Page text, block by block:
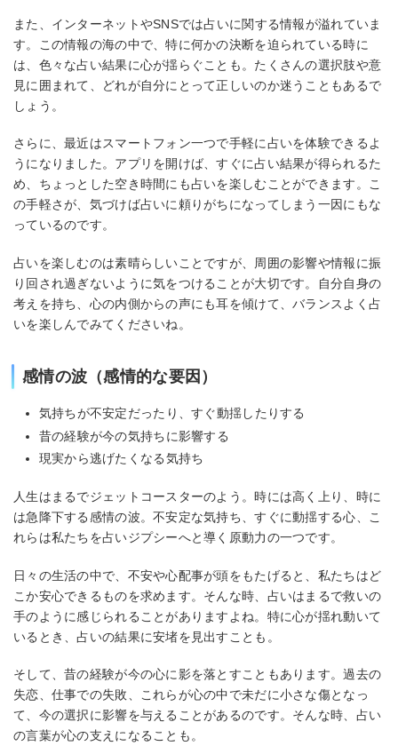
また、インターネットやSNSでは占いに関する情報が溢れていま
す。この情報の海の中で、特に何かの決断を迫られている時に
は、色々な占い結果に心が揺らぐことも。たくさんの選択肢や意
見に囲まれて、どれが自分にとって正しいのか迷うこともあるで
しょう。
さらに、最近はスマートフォン一つで手軽に占いを体験できるよ
うになりました。アプリを開けば、すぐに占い結果が得られるた
め、ちょっとした空き時間にも占いを楽しむことができます。こ
の手軽さが、気づけば占いに頼りがちになってしまう一因にもな
っているのです。
占いを楽しむのは素晴らしいことですが、周囲の影響や情報に振
り回され過ぎないように気をつけることが大切です。自分自身の
考えを持ち、心の内側からの声にも耳を傾けて、バランスよく占
いを楽しんでみてくださいね。
感情の波（感情的な要因）
気持ちが不安定だったり、すぐ動揺したりする
昔の経験が今の気持ちに影響する
現実から逃げたくなる気持ち
人生はまるでジェットコースターのよう。時には高く上り、時に
は急降下する感情の波。不安定な気持ち、すぐに動揺する心、こ
れらは私たちを占いジプシーへと導く原動力の一つです。
日々の生活の中で、不安や心配事が頭をもたげると、私たちはど
こか安心できるものを求めます。そんな時、占いはまるで救いの
手のように感じられることがありますよね。特に心が揺れ動いて
いるとき、占いの結果に安堵を見出すことも。
そして、昔の経験が今の心に影を落とすこともあります。過去の
失恋、仕事での失敗、これらが心の中で未だに小さな傷となっ
て、今の選択に影響を与えることがあるのです。そんな時、占い
の言葉が心の支えになることも。